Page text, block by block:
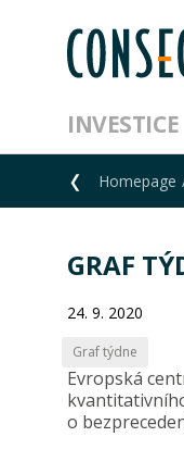
INVESTICE
Homepage
GRAF
24. 9. 2020
Graf týdne
Evropská
o